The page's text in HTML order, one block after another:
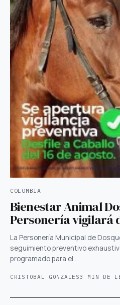
COLOMBIA
Bienestar Animal
Personería vigilará
La Personería Municipal de
seguimiento preventivo
programado para el…
CRISTOBAL GONZALES3 MIN DE